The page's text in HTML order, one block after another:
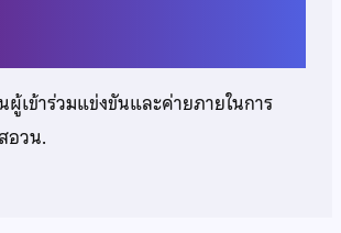
เข้าร่วมแข่งขันและค่ายภายในการ
อวน.